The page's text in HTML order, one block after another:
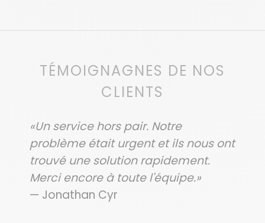
TÉMOIGNAGNES DE NOS
CLIENTS
«Un service hors pair. Notre
problème était urgent et ils nous ont
trouvé une solution rapidement.
Merci encore à toute l'équipe.»
— Jonathan Cyr